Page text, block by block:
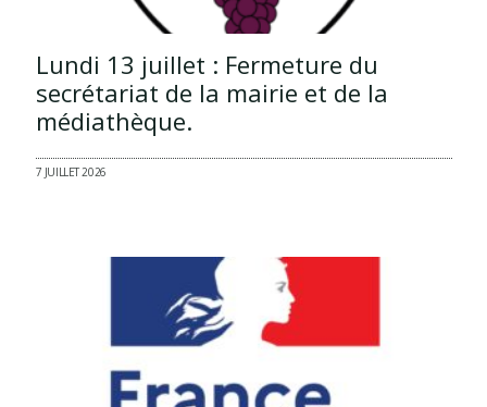
Lundi 13 juillet : Fermeture du
secrétariat de la mairie et de la
médiathèque.
7 JUILLET 2026